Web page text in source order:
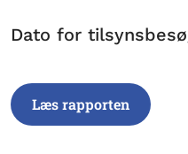
Dato for
Læs rapporten